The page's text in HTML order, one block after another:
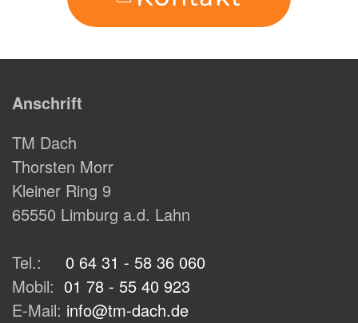
Anschrift
TM Dach
Thorsten Morr
Kleiner Ring 9
65550 Limburg a.d. Lahn
Tel.: 0 64 31 - 58 36 060
Mobil: 01 78 - 55 40 923
E-Mail: info@tm-dach.de